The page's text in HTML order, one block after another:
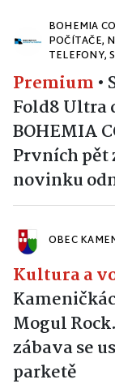
BOHEMIA
POČÍTAČE,
TELEFONY,
Premium •
Fold8 Ultra
BOHEMIA
Prvních pět
novinku
OBEC
Kultura a
Mogul
zábava se
parketě